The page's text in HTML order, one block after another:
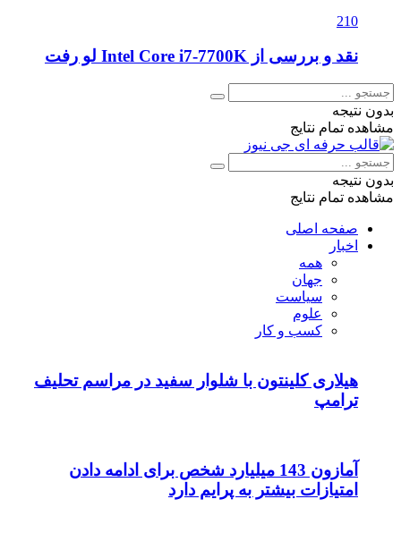
210
نقد و بررسی از Intel Core i7-7700K لو رفت
بدون نتیجه
مشاهده تمام نتایج
بدون نتیجه
مشاهده تمام نتایج
صفحه اصلی
اخبار
همه
جهان
سیاست
علوم
کسب و کار
هیلاری کلینتون با شلوار سفید در مراسم تحلیف
ترامپ
آمازون 143 میلیارد شخص برای ادامه دادن
امتیازات بیشتر به پرایم دارد